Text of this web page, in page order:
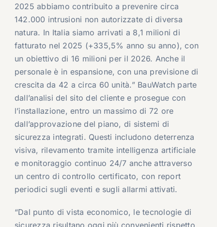
2025 abbiamo contribuito a prevenire circa
142.000 intrusioni non autorizzate di diversa
natura. In Italia siamo arrivati a 8,1 milioni di
fatturato nel 2025 (+335,5% anno su anno), con
un obiettivo di 16 milioni per il 2026. Anche il
personale è in espansione, con una previsione di
crescita da 42 a circa 60 unità.” BauWatch parte
dall’analisi del sito del cliente e prosegue con
l’installazione, entro un massimo di 72 ore
dall’approvazione del piano, di sistemi di
sicurezza integrati. Questi includono deterrenza
visiva, rilevamento tramite intelligenza artificiale
e monitoraggio continuo 24/7 anche attraverso
un centro di controllo certificato, con report
periodici sugli eventi e sugli allarmi attivati.
“Dal punto di vista economico, le tecnologie di
sicurezza risultano oggi più convenienti rispetto